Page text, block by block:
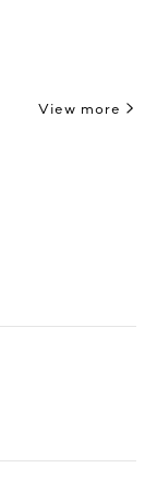
View more